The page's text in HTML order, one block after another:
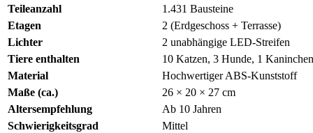
Teileanzahl
1.431 Bausteine
Etagen
2 (Erdgeschoss + Terrasse)
Lichter
2 unabhängige LED-Streifen
Tiere enthalten
10 Katzen, 3 Hunde, 1 Kaninchen
Material
Hochwertiger ABS-Kunststoff
Maße (ca.)
26 × 20 × 27 cm
Altersempfehlung
Ab 10 Jahren
Schwierigkeitsgrad
Mittel